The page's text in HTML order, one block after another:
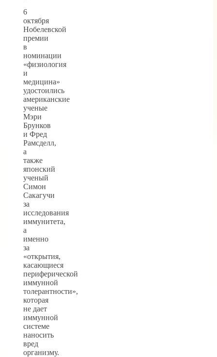
6
октября
Нобелевской
премии
в
номинации
«физиология
и
медицина»
удостоились
американские
ученые
Мэри
Брунков
и Фред
Рамсделл,
а
также
японский
ученый
Симон
Сакагучи
за
исследования
иммунитета,
а
именно
за
«открытия,
касающиеся
периферической
иммунной
толерантности»,
которая
не дает
иммунной
системе
наносить
вред
организму.